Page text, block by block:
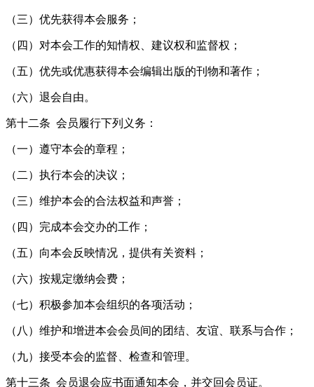
（三）优先获得本会服务；
（四）对本会工作的知情权、建议权和监督权；
（五）优先或优惠获得本会编辑出版的刊物和著作；
（六）退会自由。
第十二条 会员履行下列义务：
（一）遵守本会的章程；
（二）执行本会的决议；
（三）维护本会的合法权益和声誉；
（四）完成本会交办的工作；
（五）向本会反映情况，提供有关资料；
（六）按规定缴纳会费；
（七）积极参加本会组织的各项活动；
（八）维护和增进本会会员间的团结、友谊、联系与合作；
（九）接受本会的监督、检查和管理。
第十三条 会员退会应书面通知本会，并交回会员证。